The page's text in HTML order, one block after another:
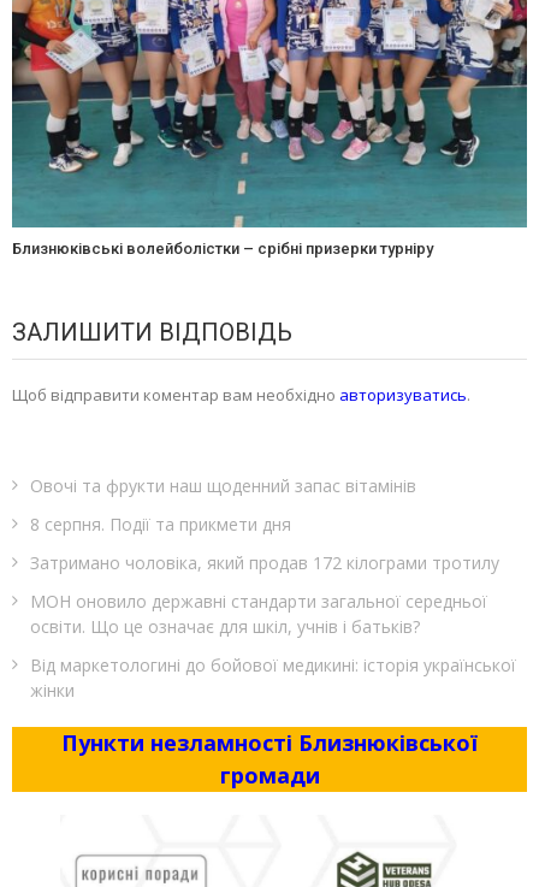
Близнюківські волейболістки – срібні призерки турніру
ЗАЛИШИТИ ВІДПОВІДЬ
Щоб відправити коментар вам необхідно авторизуватись.
Овочі та фрукти наш щоденний запас вітамінів
8 серпня. Події та прикмети дня
Затримано чоловіка, який продав 172 кілограми тротилу
МОН оновило державні стандарти загальної середньої
освіти. Що це означає для шкіл, учнів і батьків?
Від маркетологині до бойової медикині: історія української
жінки
Пункти незламності Близнюківської
громади